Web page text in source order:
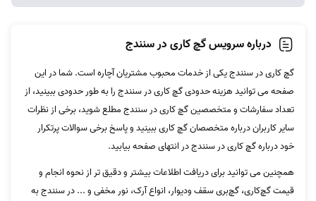
درباره سرویس گچ کاری در سنندج
گچ‌ کاری در سنندج یکی از خدمات محبوب مشتریان آچاره است. شما در این
صفحه می توانید هزینه حدودی گچ‌ کاری در سنندج را به طور حدودی ببینید، از
تعداد سفارشات و متخصصین گچ‌ کاری در سنندج مطلع شوید، برخی از نظرات
سایر کاربران درباره متخصصان گچ‌ کاری ببینید و پاسخ برخی سوالات پرتکرار
خود درباره گچ کاری در سنندج در انتهای صفحه بیابید.
همچنین می توانید برای دریافت اطلاعات بیشتر و دقیق تر از نحوه انجام و
قیمت گچ‌کاری، گچ‌بری سقف ودیوار، انواع آرک، نور مخفی و ... در سنندج به